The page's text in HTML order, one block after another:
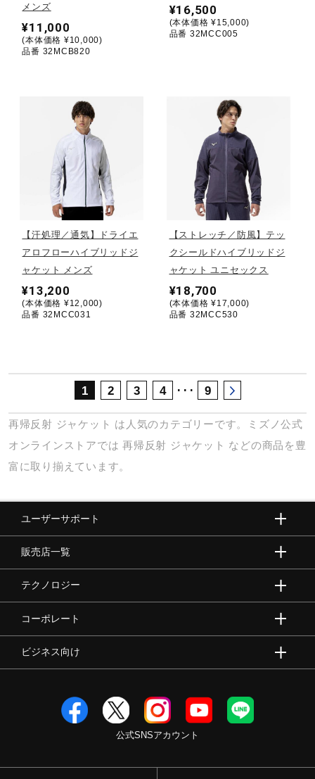
セール
その他
サポート
直営店一覧
取扱店一覧
メンズ
¥11,000
(本体価格 ¥10,000)
品番 32MCB820
¥16,500
(本体価格 ¥15,000)
品番 32MCC005
【汗処理／通気】ドライエ
アロフローハイブリッドジ
ャケット メンズ
¥13,200
(本体価格 ¥12,000)
品番 32MCC031
【ストレッチ／防風】テッ
クシールドハイブリッドジ
ャケット ユニセックス
¥18,700
(本体価格 ¥17,000)
品番 32MCC530
1 2 3 4 ･･･ 9
再帰反射 ジャケット は人気のカテゴリーです。ミズノ公式
オンラインストアでは再帰反射 ジャケット などの商品を豊
富に取り揃えています。
ユーザーサポート
販売店一覧
テクノロジー
コーポレート
ビジネス向け
公式SNSアカウント